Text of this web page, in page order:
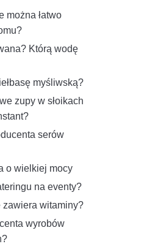
można łatwo
Którą wodę
myśliwską?
zupy w słoikach
serów
o wielkiej mocy
na eventy?
zawiera witaminy?
wyrobów